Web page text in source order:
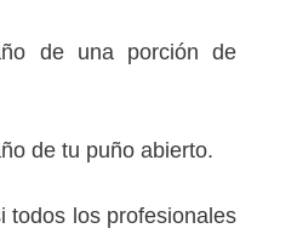
de una porción de
de tu puño abierto.
todos los profesionales